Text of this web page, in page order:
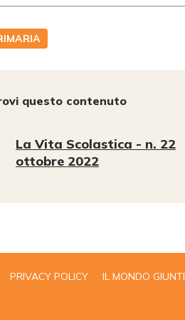
questo contenuto
La Vita Scolastica - n. 22
ottobre 2022
PRIVACY POLICY IL MONDO GIUNTI